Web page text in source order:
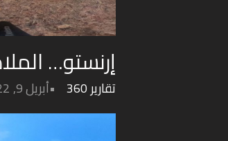
إرنستو…
تقارير 360 أبريل 9, 2022